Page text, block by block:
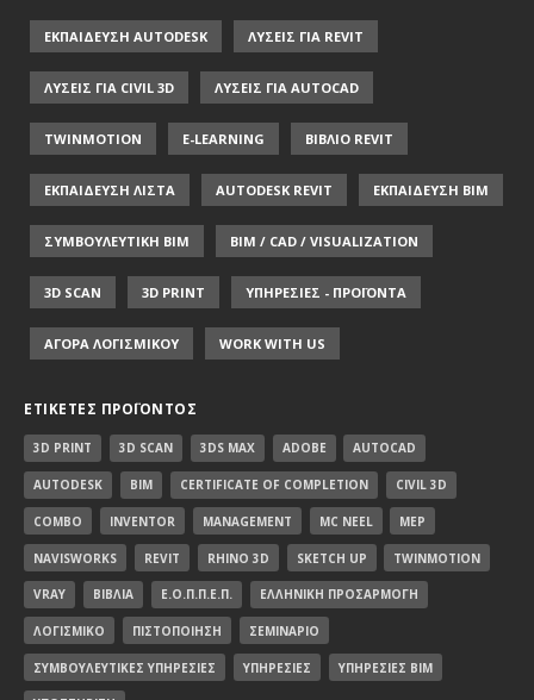
ΕΚΠΑΙΔΕΥΣΗ AUTODESK ΛΥΣΕΙΣ ΓΙΑ REVIT
ΛΥΣΕΙΣ ΓΙΑ CIVIL 3D ΛΥΣΕΙΣ ΓΙΑ AUTOCAD
TWINMOTION E-LEARNING ΒΙΒΛΙΟ REVIT
ΕΚΠΑΙΔΕΥΣΗ ΛΙΣΤΑ AUTODESK REVIT ΕΚΠΑΙΔΕΥΣΗ ΒΙΜ
ΣΥΜΒΟΥΛΕΥΤΙΚΗ ΒΙΜ BIM / CAD / VISUALIZATION
3D SCAN 3D PRINT ΥΠΗΡΕΣΙΕΣ - ΠΡΟΪΟΝΤΑ
ΑΓΟΡΑ ΛΟΓΙΣΜΙΚΟΥ WORK WITH US
ΕΤΙΚΈΤΕΣ ΠΡΟΪΌΝΤΟΣ
3D PRINT 3D SCAN 3DS MAX ADOBE AUTOCAD
AUTODESK BIM CERTIFICATE OF COMPLETION CIVIL 3D
COMBO INVENTOR MANAGEMENT MC NEEL MEP
NAVISWORKS REVIT RHINO 3D SKETCH UP TWINMOTION
VRAY ΒΙΒΛΊΑ Ε.Ο.Π.Π.Ε.Π. ΕΛΛΗΝΙΚΉ ΠΡΟΣΑΡΜΟΓΉ
ΛΟΓΙΣΜΙΚΌ ΠΙΣΤΟΠΟΊΗΣΗ ΣΕΜΙΝΆΡΙΟ
ΣΥΜΒΟΥΛΕΥΤΙΚΈΣ ΥΠΗΡΕΣΊΕΣ ΥΠΗΡΕΣΊΕΣ ΥΠΗΡΕΣΊΕΣ BIM